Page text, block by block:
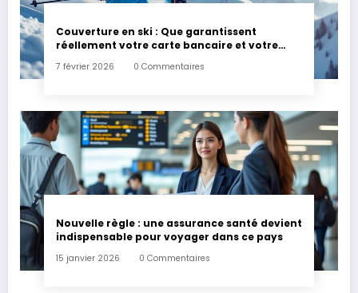
Couverture en ski : Que garantissent
réellement votre carte bancaire et votre
7 février 2026 0 Commentaires
Nouvelle règle : une assurance santé devient
indispensable pour voyager dans ce pays
15 janvier 2026 0 Commentaires